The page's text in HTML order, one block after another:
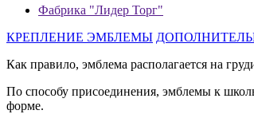
Фабрика "Лидер Торг"
КРЕПЛЕНИЕ ЭМБЛЕМЫ
Как правило, эмблема располагается на
По способу присоединения, эмблемы к
форме.